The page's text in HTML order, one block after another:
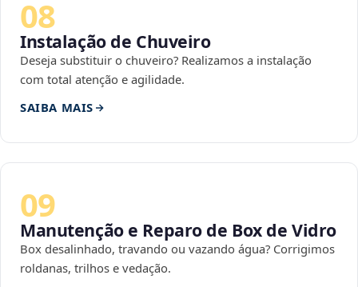
08
Instalação de Chuveiro
Deseja substituir o chuveiro? Realizamos a instalação
com total atenção e agilidade.
SAIBA MAIS
09
Manutenção e Reparo de Box de Vidro
Box desalinhado, travando ou vazando água? Corrigimos
roldanas, trilhos e vedação.